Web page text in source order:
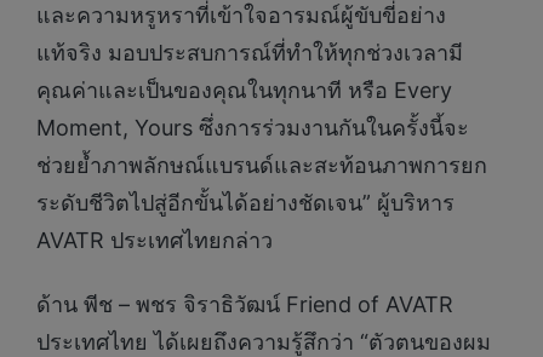
และความหรูหราที่เข้าใจอารมณ์ผู้ขับขี่อย่าง
แท้จริง มอบประสบการณ์ที่ทำให้ทุกช่วงเวลามี
คุณค่าและเป็นของคุณในทุกนาที หรือ Every
Moment, Yours ซึ่งการร่วมงานกันในครั้งนี้จะ
ช่วยย้ำภาพลักษณ์แบรนด์และสะท้อนภาพการยก
ระดับชีวิตไปสู่อีกขั้นได้อย่างชัดเจน” ผู้บริหาร
AVATR ประเทศไทยกล่าว
ด้าน พีช – พชร จิราธิวัฒน์ Friend of AVATR
ประเทศไทย ได้เผยถึงความรู้สึกว่า “ตัวตนของผม